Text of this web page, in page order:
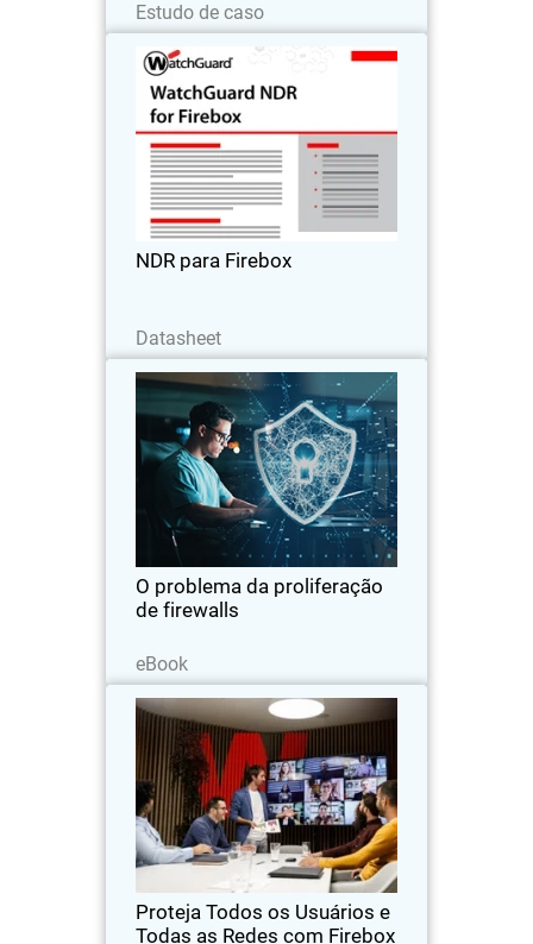
Estudo de caso
NDR para Firebox
Datasheet
NDR para Firebox
Veja, comprove e proteja tudo que
cruza seu perímetro.
Thumbnail
O problema da proliferação
de firewalls
eBook
O problema da proliferação de
firewalls
Body
NDR com inteligência artificial para lidar
com a proliferação de firewalls:
recupere a visibilidade, detecte
ameaças criptografadas e automatize
o controle.
Thumbnail
Proteja Todos os Usuários e
Todas as Redes com Firebox
Proteja Todos os Usuários e
Todas as Redes com Firebox e
FireCloud
Body
Com o Firebox e o FireCloud, a
WatchGuard elimina a complexidade e
fecha lacunas à medida que as redes se
estendem para ambientes híbridos e em